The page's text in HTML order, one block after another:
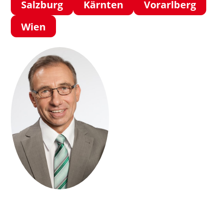
Salzburg Kärnten
Vorarlberg
Wien